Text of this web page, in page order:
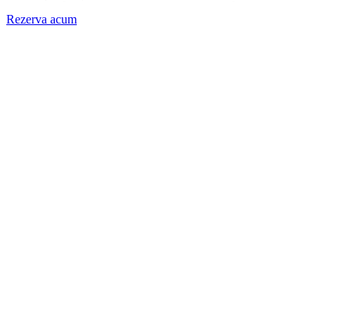
Rezerva acum